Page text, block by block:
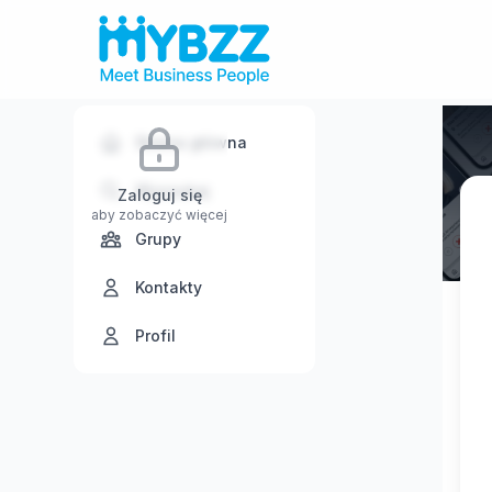
Zaloguj się
aby zobaczyć więcej
Strona główna
Wyszukaj
Grupy
Kontakty
Profil